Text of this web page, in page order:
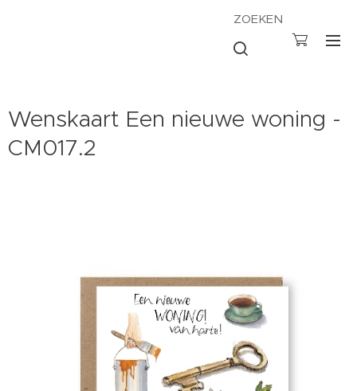
ZOEKEN
Wenskaart Een nieuwe woning -
CM017.2